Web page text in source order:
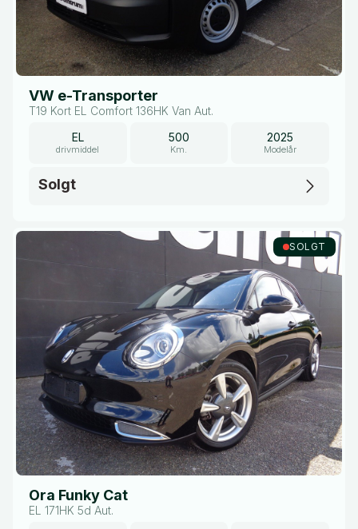
VW e-Transporter
T19 Kort EL Comfort 136HK Van Aut.
EL
drivmiddel
500
Km.
2025
Modelår
Solgt
SOLGT
Ora Funky Cat
EL 171HK 5d Aut.